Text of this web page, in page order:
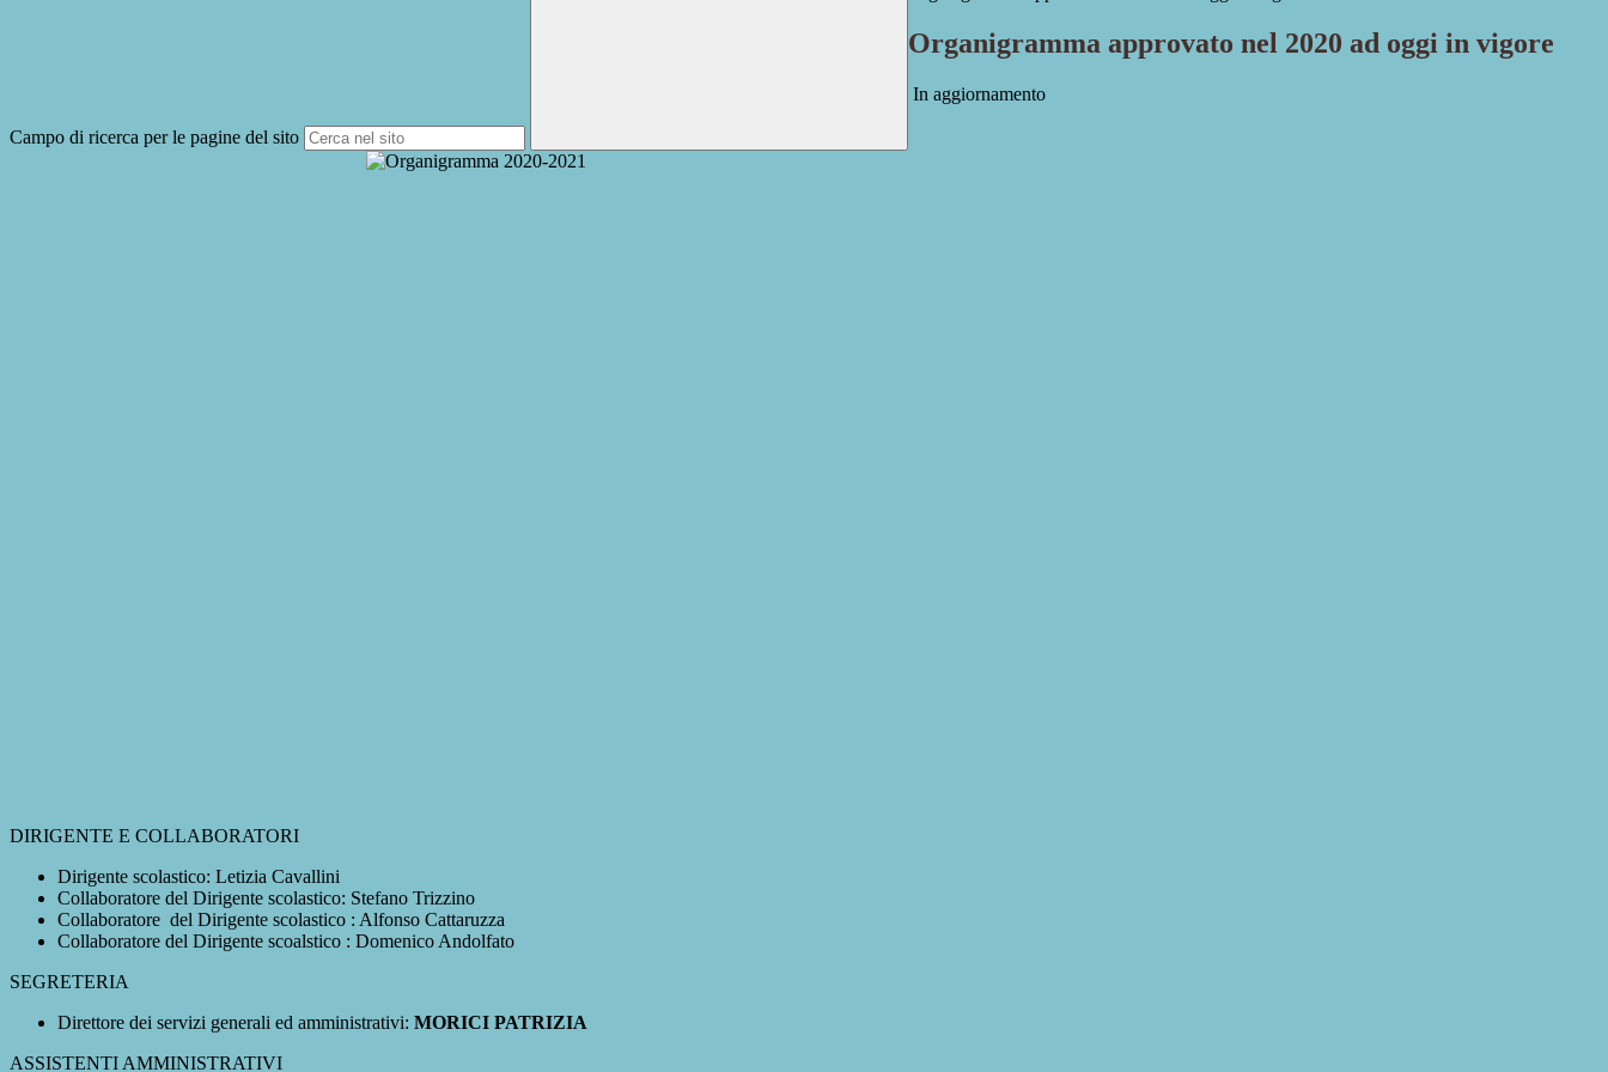
Campo di ricerca per le pagine del sito
Organigramma approvato nel 2020 ad oggi in vigore
In aggiornamento
DIRIGENTE E COLLABORATORI
Dirigente scolastico: Letizia Cavallini
Collaboratore del Dirigente scolastico: Stefano Trizzino
Collaboratore del Dirigente scolastico : Alfonso Cattaruzza
Collaboratore del Dirigente scoalstico : Domenico Andolfato
SEGRETERIA
Direttore dei servizi generali ed amministrativi: MORICI PATRIZIA
ASSISTENTI AMMINISTRATIVI